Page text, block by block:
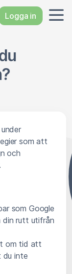
Logga in
som att
och
som Google
din rutt utifrån
om tid att
du inte